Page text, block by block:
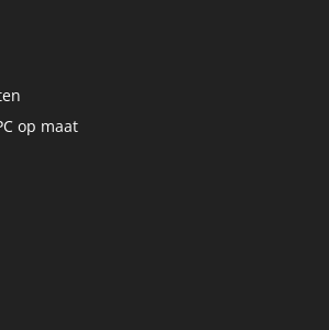
op maat